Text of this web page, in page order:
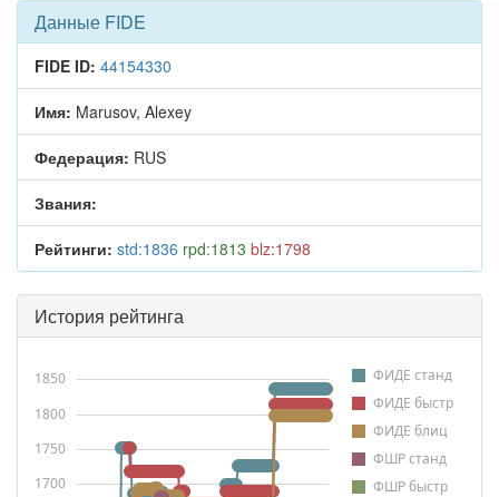
Данные FIDE
FIDE ID: 44154330
Имя: Marusov, Alexey
Федерация: RUS
Звания:
Рейтинги: std:1836 rpd:1813 blz:1798
История рейтинга
ФИДЕ станд
ФИДЕ быстр
ФИДЕ блиц
ФШР станд
ФШР быстр
1700
1750
1800
1850